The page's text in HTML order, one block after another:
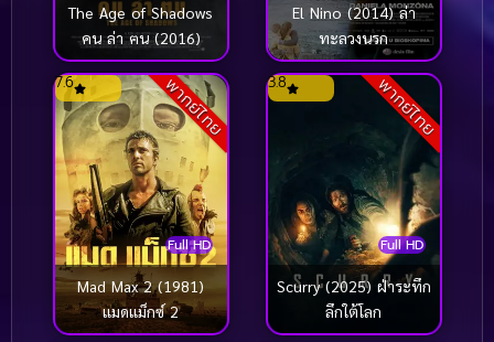
The Age of Shadows
คน ล่า ฅน (2016)
El Nino (2014) ล่า
ทะลวงนรก
พากย์ไทย
Full HD
7.6
Mad Max 2 (1981)
แมดแม็กซ์ 2
พากย์ไทย
Full HD
3.8
Scurry (2025) ฝ่าระทึก
ลึกใต้โลก